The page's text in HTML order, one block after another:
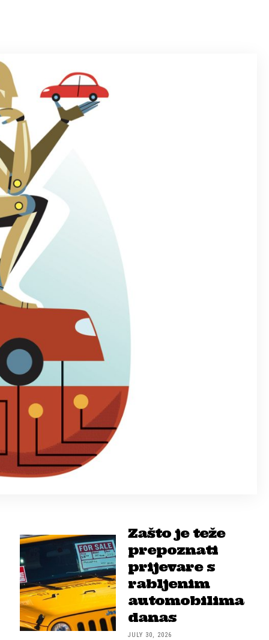
Zašto je teže
prepoznati
prijevare s
rabljenim
automobilima
danas
JULY 30, 2026